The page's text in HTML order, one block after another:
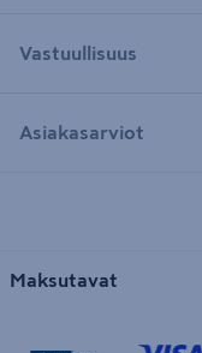
Vastuullisuus
Asiakasarviot
Maksutavat